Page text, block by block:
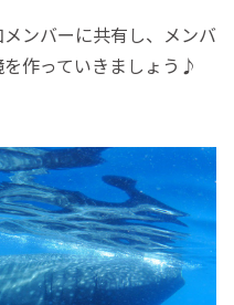
ンバーに共有し、メンバ
作っていきましょう♪